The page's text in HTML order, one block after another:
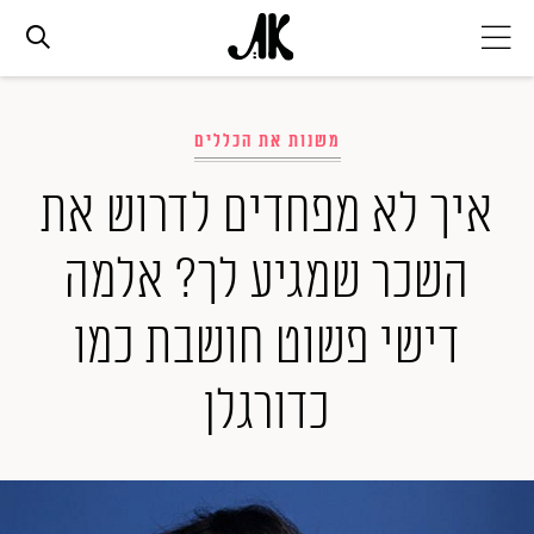
אופנה
ביוטי
סלבס
המגזין
משנות את הכללים
איך לא מפחדים לדרוש את
השכר שמגיע לך? אלמה
דישי פשוט חושבת כמו
כדורגלן